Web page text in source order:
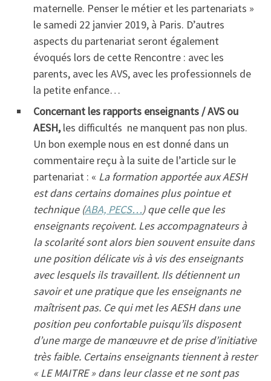
maternelle. Penser le métier et les partenariats »
le samedi 22 janvier 2019, à Paris. D’autres
aspects du partenariat seront également
évoqués lors de cette Rencontre : avec les
parents, avec les AVS, avec les professionnels de
la petite enfance…
Concernant les rapports enseignants / AVS ou
AESH,les difficultés ne manquent pas non plus.
Un bon exemple nous en est donné dans un
commentaire reçu à la suite de l’article sur le
partenariat : « La formation apportée aux AESH
est dans certains domaines plus pointue et
technique (ABA, PECS…) que celle que les
enseignants reçoivent. Les accompagnateurs à
la scolarité sont alors bien souvent ensuite dans
une position délicate vis à vis des enseignants
avec lesquels ils travaillent. Ils détiennent un
savoir et une pratique que les enseignants ne
maîtrisent pas. Ce qui met les AESH dans une
position peu confortable puisqu’ils disposent
d’une marge de manœuvre et de prise d’initiative
très faible. Certains enseignants tiennent à rester
« LE MAITRE » dans leur classe et ne sont pas